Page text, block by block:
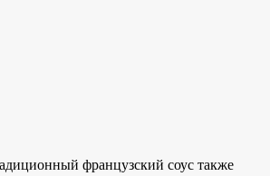
французский соус также